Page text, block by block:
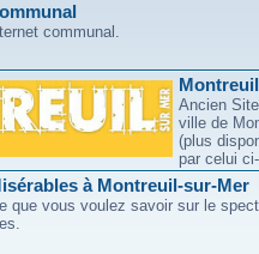
communal.
Ancien
ville de
(plus
par celui
à Montreuil-sur-Mer
que vous voulez savoir sur le